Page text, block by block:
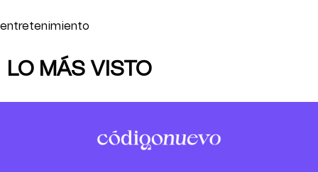
entretenimiento
LO MÁS VISTO